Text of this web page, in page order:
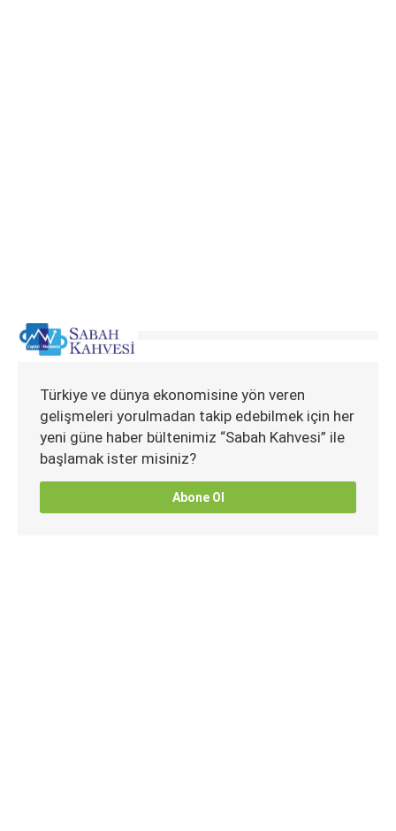
Türkiye ve dünya ekonomisine yön veren
gelişmeleri yorulmadan takip edebilmek için her
yeni güne haber bültenimiz “Sabah Kahvesi” ile
başlamak ister misiniz?
Abone Ol